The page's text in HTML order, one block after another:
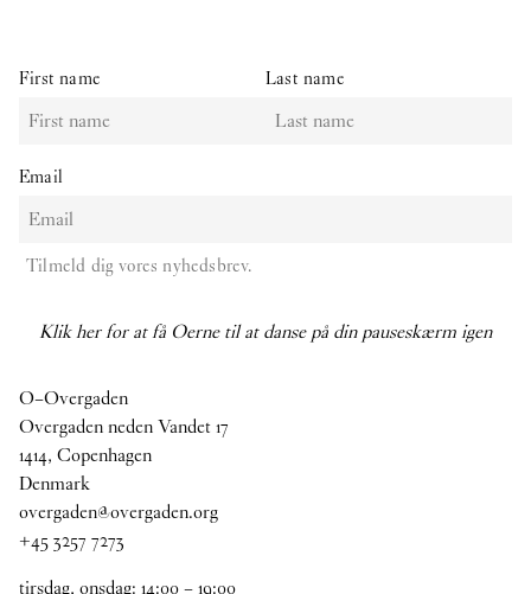
First name Last name
Email
Tilmeld dig vores nyhedsbrev.
Klik her for at få Oerne til at danse på din pauseskærm igen
O–Overgaden
Overgaden neden Vandet 17
1414, Copenhagen
Denmark
overgaden@overgaden.org
+45 3257 7273
tirsdag, onsdag: 14:00–19:00